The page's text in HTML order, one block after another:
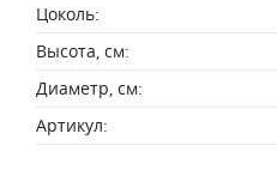
Цоколь:
Высота, см:
Диаметр, см:
Артикул: